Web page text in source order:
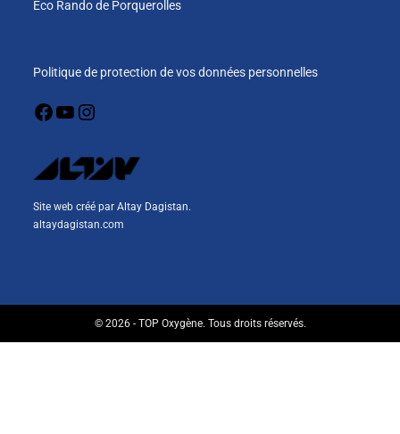
Eco Rando de Porquerolles
Politique de protection de vos données personnelles
Site web créé par Altay Dagistan.
altaydagistan.com
© 2026 - TOP Oxygène. Tous droits réservés.